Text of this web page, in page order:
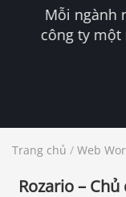
Mỗi ngành
công ty
Trang chủ / Web
Rozario –